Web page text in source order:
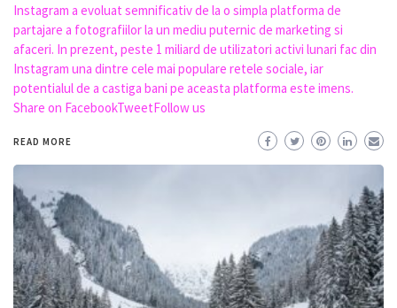
Instagram a evoluat semnificativ de la o simpla platforma de
partajare a fotografiilor la un mediu puternic de marketing si
afaceri. In prezent, peste 1 miliard de utilizatori activi lunari fac din
Instagram una dintre cele mai populare retele sociale, iar
potentialul de a castiga bani pe aceasta platforma este imens.
Share on FacebookTweetFollow us
READ MORE